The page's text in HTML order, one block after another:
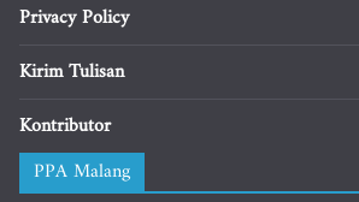
Privacy Policy
Kirim Tulisan
Kontributor
PPA Malang